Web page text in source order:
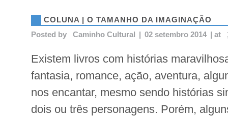
COLUNA | O TAMANHO DA IMAGINAÇÃO
Posted by
Caminho Cultural | 02 setembro 2014 | at
Existem livros com histórias
fantasia, romance, ação, aventura,
nos encantar, mesmo sendo histórias
dois ou três personagens. Porém,